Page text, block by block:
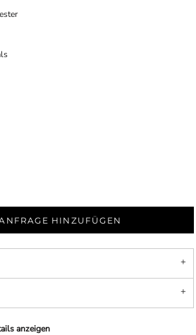
HINZUFÜGEN
anzeigen